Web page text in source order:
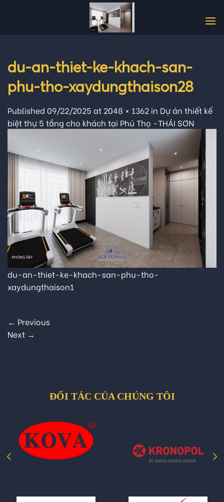
du-an-thiet-ke-khach-san-
phu-tho-xaydungthaison28
Published 09/22/2025 at 2048 × 1362 in Dự án thiết kế
biệt thự 5 tầng cho khách tại Phú Thọ -THÁI SƠN
du-an-thiet-ke-khach-san-phu-tho-
xaydungthaison1
← Previous
Next →
ĐỐI TÁC CỦA CHÚNG TÔI